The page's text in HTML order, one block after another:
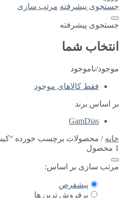
جستجوی پیشرفته مرتب سازی
جستجوی پیشرفته
انتخاب شما
موجود/ناموجود
فقط کالاهای موجود
بر اساس برند
GamDias
خانه / محصولات برچسب خورده
1 محصول
مرتب سازی بر اساس:
پیشفرض
پرفروش ترین ها